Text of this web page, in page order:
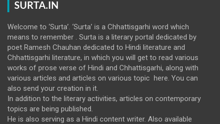
SURTA.IN
Welcome to ‘Surta’. ‘Surta’ is a Chhattisgarhi word which
means to remember . Surta is a literary portal dedicated by
poet Ramesh Chauhan dedicated to Hindi literature and
Chhattisgarhi literature, in which you will get to read various
works of prose verse of Hindi and Chhattisgarhi, along with
various articles and articles on various topic here. You can
also send your creation in it.
In addition to the literary activities, articles on contemporary
topics are being published.
He is also serving as a Hindi content writer. Also available